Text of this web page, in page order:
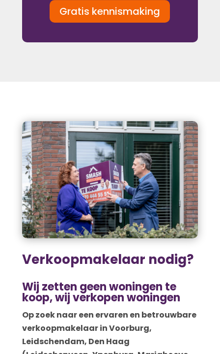
Gratis kennismaking
Verkoopmakelaar nodig?
Wij zetten geen woningen te
koop, wij verkopen woningen
Op zoek naar een ervaren en betrouwbare
verkoopmakelaar in Voorburg,
Leidschendam, Den Haag